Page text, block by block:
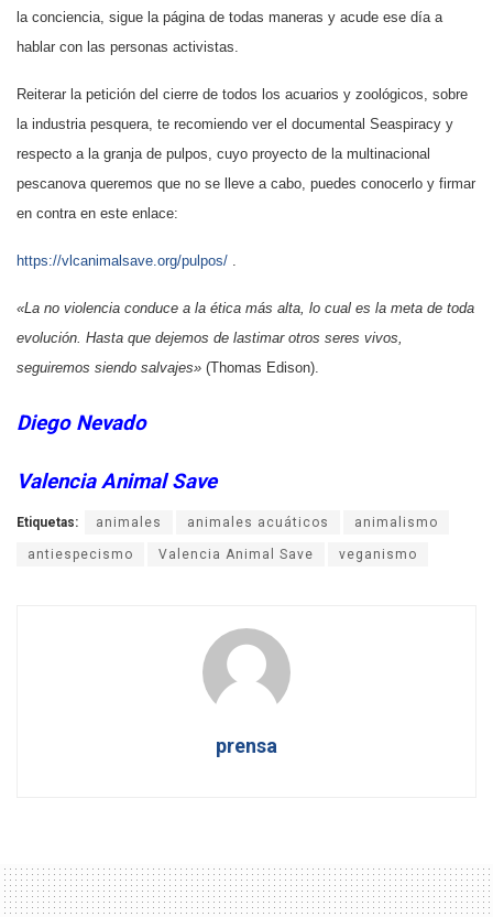
la conciencia, sigue la página de todas maneras y acude ese día a
hablar con las personas activistas.
Reiterar la petición del cierre de todos los acuarios y zoológicos, sobre
la industria pesquera, te recomiendo ver el documental Seaspiracy y
respecto a la granja de pulpos, cuyo proyecto de la multinacional
pescanova queremos que no se lleve a cabo, puedes conocerlo y firmar
en contra en este enlace:
https://vlcanimalsave.org/pulpos/ .
«La no violencia conduce a la ética más alta, lo cual es la meta de toda
evolución. Hasta que dejemos de lastimar otros seres vivos,
seguiremos siendo salvajes» (Thomas Edison).
Diego Nevado
Valencia Animal Save
Etiquetas: animales animales acuáticos animalismo
antiespecismo Valencia Animal Save veganismo
prensa